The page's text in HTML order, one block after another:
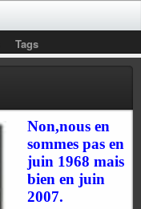
Tags
Non,nous en
sommes pas en
juin 1968 mais
bien en juin
2007.